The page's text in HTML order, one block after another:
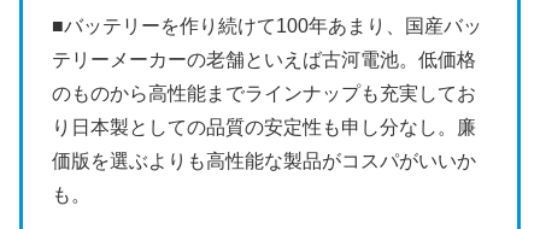
■バッテリーを作り続けて100年あまり、国産バッ
テリーメーカーの老舗といえば古河電池。低価格
のものから高性能までラインナップも充実してお
り日本製としての品質の安定性も申し分なし。廉
価版を選ぶよりも高性能な製品がコスパがいいか
も。